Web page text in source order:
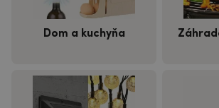
Dom a kuchyňa